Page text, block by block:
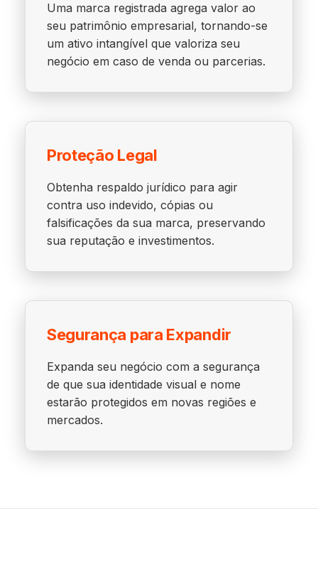
Uma marca registrada agrega valor ao
seu patrimônio empresarial, tornando-se
um ativo intangível que valoriza seu
negócio em caso de venda ou parcerias.
Proteção Legal
Obtenha respaldo jurídico para agir
contra uso indevido, cópias ou
falsificações da sua marca, preservando
sua reputação e investimentos.
Segurança para Expandir
Expanda seu negócio com a segurança
de que sua identidade visual e nome
estarão protegidos em novas regiões e
mercados.